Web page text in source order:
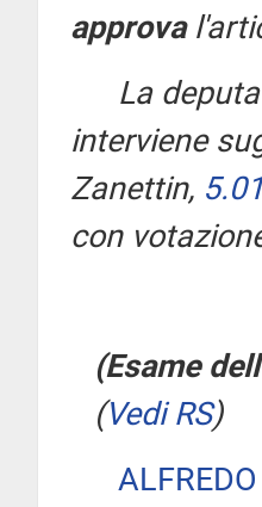
approva
La
interviene
Zanettin,
con
(Esame dell'
(Vedi RS)